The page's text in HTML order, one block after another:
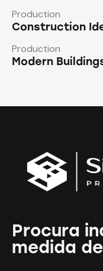
Production
Construction
Production
Modern
Procura
medida